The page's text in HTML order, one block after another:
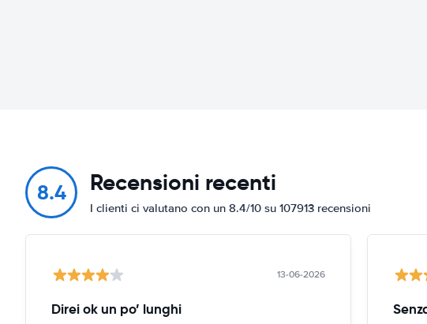
8.4 Recensioni recenti
I clienti ci valutano con un 8.4/10 su 107913 recensioni
13-06-2026
Direi ok un po’ lunghi